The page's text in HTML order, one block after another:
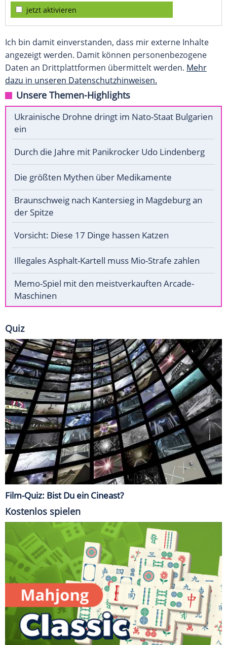
jetzt aktivieren
Ich bin damit einverstanden, dass mir externe Inhalte
angezeigt werden. Damit können personenbezogene
Daten an Drittplattformen übermittelt werden. Mehr
dazu in unseren Datenschutzhinweisen.
Unsere Themen-Highlights
Ukrainische Drohne dringt im Nato-Staat Bulgarien
ein
Durch die Jahre mit Panikrocker Udo Lindenberg
Die größten Mythen über Medikamente
Braunschweig nach Kantersieg in Magdeburg an
der Spitze
Vorsicht: Diese 17 Dinge hassen Katzen
Illegales Asphalt-Kartell muss Mio-Strafe zahlen
Memo-Spiel mit den meistverkauften Arcade-
Maschinen
Quiz
Film-Quiz: Bist Du ein Cineast?
Kostenlos spielen